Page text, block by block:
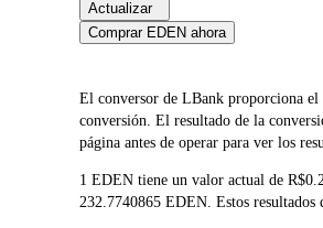
Actualizar
Comprar EDEN ahora
El conversor de LBank proporciona
conversión. El resultado de la
página antes de operar para ver los
1 EDEN tiene un valor actual de
232.7740865 EDEN. Estos